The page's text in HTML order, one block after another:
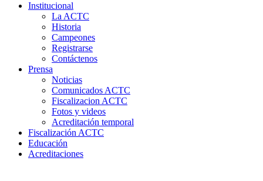
Institucional
La ACTC
Historia
Campeones
Registrarse
Contáctenos
Prensa
Noticias
Comunicados ACTC
Fiscalizacion ACTC
Fotos y videos
Acreditación temporal
Fiscalización ACTC
Educación
Acreditaciones